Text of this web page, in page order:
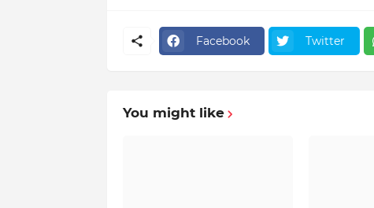
Facebook Twitter
You might like